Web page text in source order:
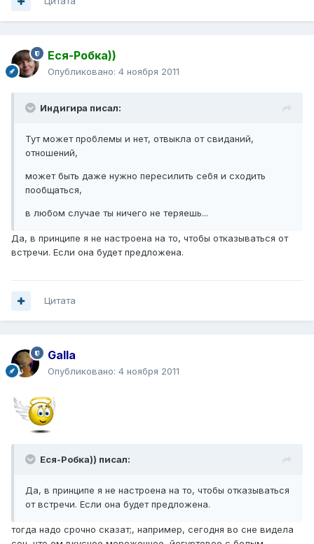
Еся-Робка))
Опубликовано: 4 ноября 2011
Индигира писал:
Тут может проблемы и нет, отвыкла от свиданий,
отношений,
может быть даже нужно пересилить себя и сходить
пообщаться,
в любом случае ты ничего не теряешь...
Да, в принципе я не настроена на то, чтобы отказываться от
встречи. Если она будет предложена.
Цитата
Galla
Опубликовано: 4 ноября 2011
Еся-Робка)) писал:
Да, в принципе я не настроена на то, чтобы отказываться
от встречи. Если она будет предложена.
тогда надо срочно сказат;, например, сегодня во сне видела